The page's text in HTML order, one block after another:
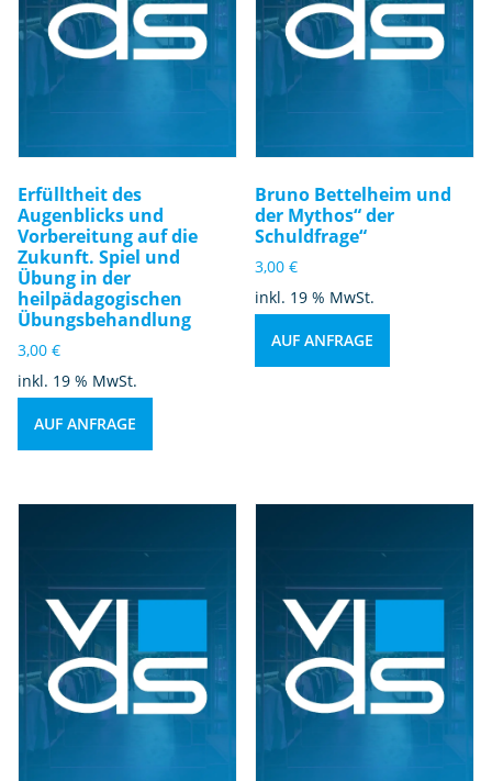
Erfülltheit des
Augenblicks und
Vorbereitung auf die
Zukunft. Spiel und
Übung in der
heilpädagogischen
Übungsbehandlung
3,00 €
inkl. 19 % MwSt.
AUF ANFRAGE
Bruno Bettelheim und
der Mythos“ der
Schuldfrage“
3,00€
inkl. 19 % MwSt.
AUF ANFRAGE